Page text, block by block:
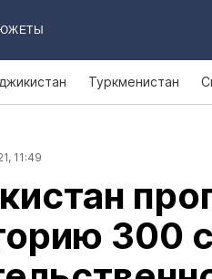
Туркменистан
11:49
300